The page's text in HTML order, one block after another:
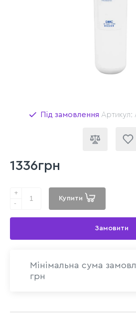
Під замовлення Артикул:
1336грн
+
-
Купити
Замовити
Мінімальна сума
грн